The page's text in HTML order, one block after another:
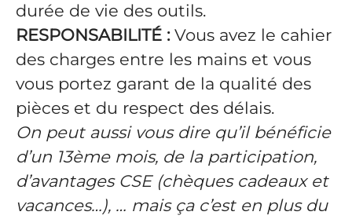
durée de vie des outils.
RESPONSABILITÉ : Vous avez le cahier
des charges entre les mains et vous
vous portez garant de la qualité des
pièces et du respect des délais.
On peut aussi vous dire qu’il bénéficie
d’un 13ème mois, de la participation,
d’avantages CSE (chèques cadeaux et
vacances…), … mais ça c’est en plus du